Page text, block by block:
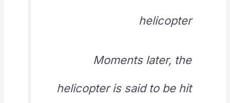
helicopter
Moments later, the
helicopter is said to be hit